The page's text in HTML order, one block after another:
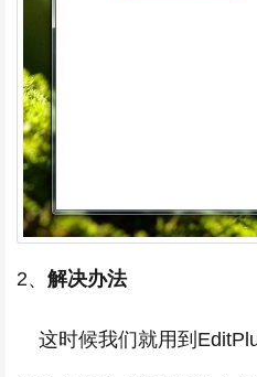
2、 解决办法
这时候我们就用到